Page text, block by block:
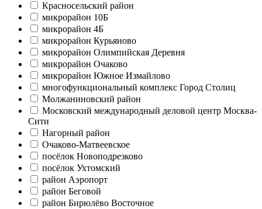
Красносельский район
микрорайон 10Б
микрорайон 4Б
микрорайон Курьяново
микрорайон Олимпийская Деревня
микрорайон Очаково
микрорайон Южное Измайлово
многофункциональный комплекс Город Столиц
Молжаниновский район
Московский международный деловой центр Москва-
Сити
Нагорный район
Очаково-Матвеевское
посёлок Новоподрезково
посёлок Ухтомский
район Аэропорт
район Беговой
район Бирюлёво Восточное